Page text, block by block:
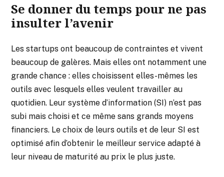
Se donner du temps pour ne pas
insulter l’avenir
Les startups ont beaucoup de contraintes et vivent
beaucoup de galères. Mais elles ont notamment une
grande chance : elles choisissent elles-mêmes les
outils avec lesquels elles veulent travailler au
quotidien. Leur système d’information (SI) n’est pas
subi mais choisi et ce même sans grands moyens
financiers. Le choix de leurs outils et de leur SI est
optimisé afin d’obtenir le meilleur service adapté à
leur niveau de maturité au prix le plus juste.